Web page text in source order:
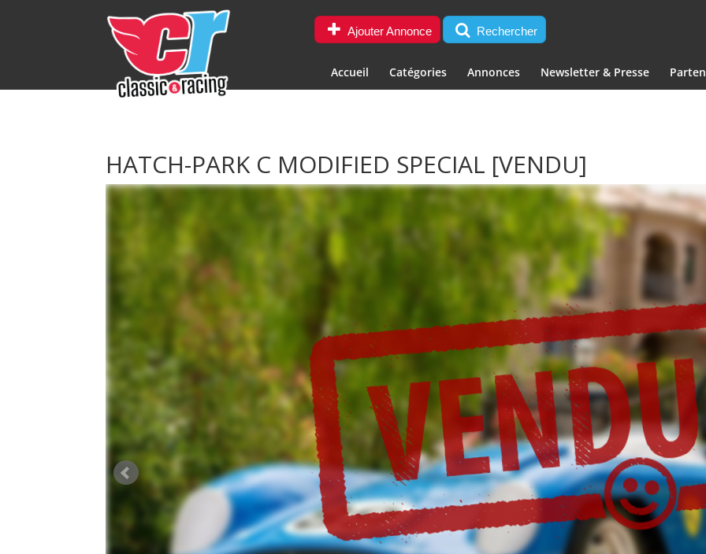
Ajouter Annonce Rechercher
Accueil Catégories Annonces Newsletter & Presse
HATCH-PARK C MODIFIED SPECIAL [VENDU]